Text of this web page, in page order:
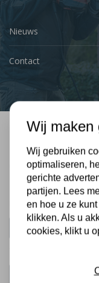
Nieuws
Contact
Bel mij
Gratis,
Uw naam:
Wij maken
Wij gebruiken
optimaliseren,
gerichte
partijen. Lees
en hoe u ze
klikken. Als u
cookies, klikt u